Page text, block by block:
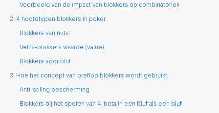
Voorbeeld van de impact van blokkers op combinatoriek
2. 4 hoofdtypen blokkers in poker
Blokkers van nuts
Velha-blokkers waarde (value)
Blokkers voor bluf
3. Hoe het concept van preflop blokkers wordt gebruikt
Anti-stiling bescherming
Blokkers bij het spelen van 4-beta in een bluf als een bluf